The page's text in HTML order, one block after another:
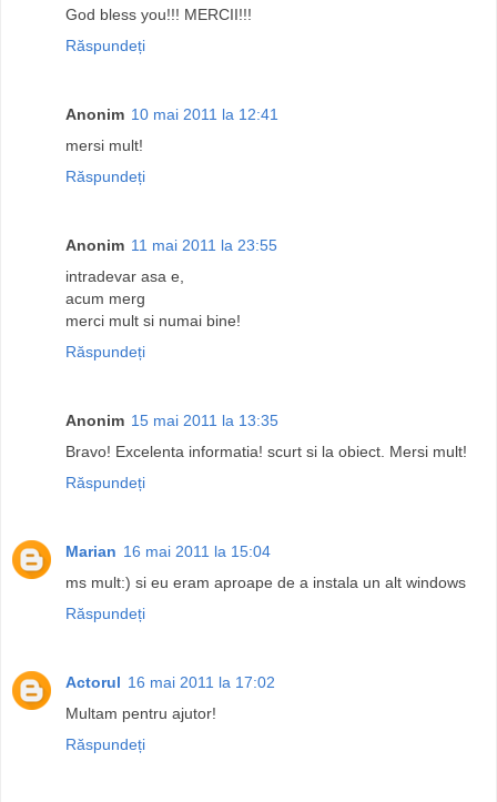
God bless you!!! MERCII!!!
Răspundeți
Anonim 10 mai 2011 la 12:41
mersi mult!
Răspundeți
Anonim 11 mai 2011 la 23:55
intradevar asa e,
acum merg
merci mult si numai bine!
Răspundeți
Anonim 15 mai 2011 la 13:35
Bravo! Excelenta informatia! scurt si la obiect. Mersi mult!
Răspundeți
Marian 16 mai 2011 la 15:04
ms mult:) si eu eram aproape de a instala un alt windows
Răspundeți
Actorul 16 mai 2011 la 17:02
Multam pentru ajutor!
Răspundeți